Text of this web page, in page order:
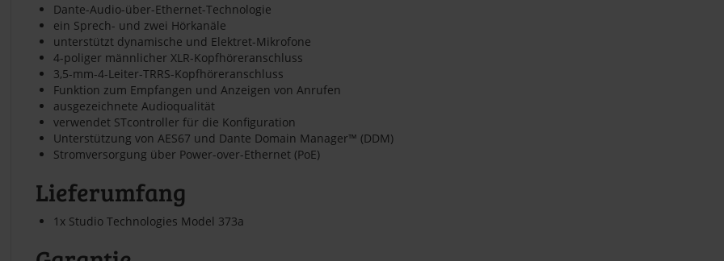
Dante-Audio-über-Ethernet-Technologie
ein Sprech- und zwei Hörkanäle
unterstützt dynamische und Elektret-Mikrofone
4-poliger männlicher XLR-Kopfhöreranschluss
3,5-mm-4-Leiter-TRRS-Kopfhöreranschluss
Funktion zum Empfangen und Anzeigen von Anrufen
ausgezeichnete Audioqualität
verwendet STcontroller für die Konfiguration
Unterstützung von AES67 und Dante Domain Manager™ (DDM)
Stromversorgung über Power-over-Ethernet (PoE)
Lieferumfang
1x Studio Technologies Model 373a